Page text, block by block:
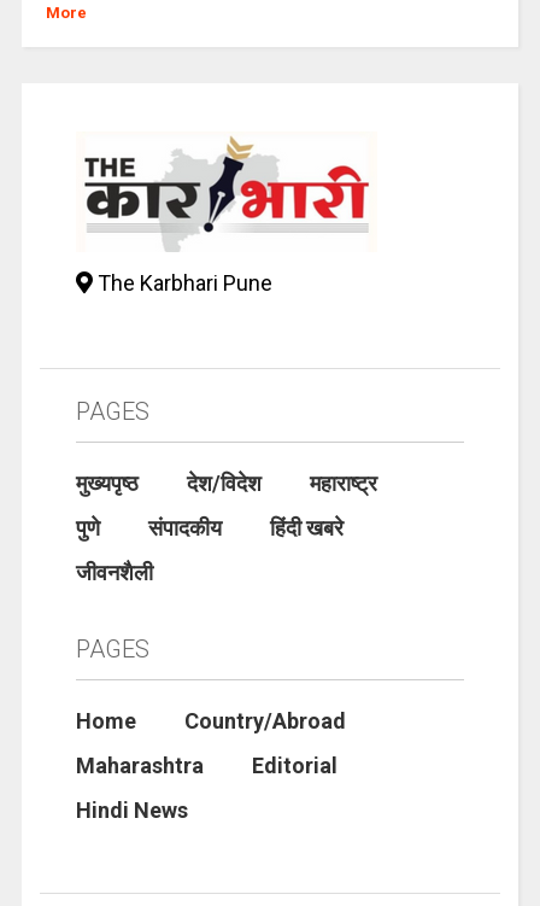
More
The Karbhari Pune
PAGES
मुख्यपृष्ठ देश/विदेश
महाराष्ट्र
पुणे
संपादकीय
हिंदी खबरे
जीवनशैली
PAGES
Home
Country/Abroad
Maharashtra
Editorial
Hindi News